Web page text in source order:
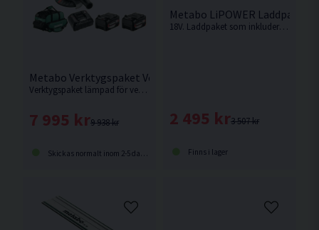
Metabo Verktygspaket Verkstad 18V (2x5,2Ah)
Verktygspaket lämpad för verkstadsjobb. 3st maskiner, 2st batterier, laddare och förvaringsväska i detta kit.
9 938 kr
7 995 kr
Skickas normalt inom 2-5 dagar
Metabo LiPOWER Laddpaket
18V. Laddpaket som inkluderar 2st 5,2Ah batterier samt snabbladdare.
3 507 kr
2 495 kr
Finns i lager